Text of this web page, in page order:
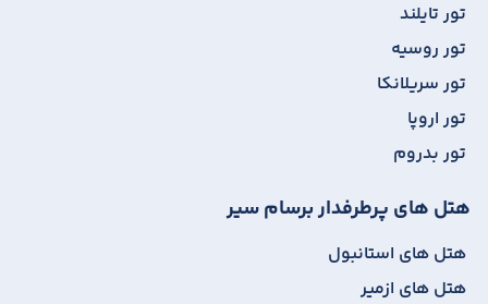
تور تایلند
تور روسیه
تور سریلانکا
تور اروپا
تور بدروم
هتل های پرطرفدار برسام سیر
هتل های استانبول
هتل های ازمیر